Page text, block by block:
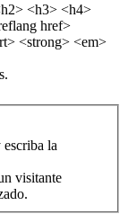
<h3> <h4>
href>
<strong> <em>
la
visitante